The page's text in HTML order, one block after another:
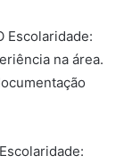
Escolaridade:
na área.